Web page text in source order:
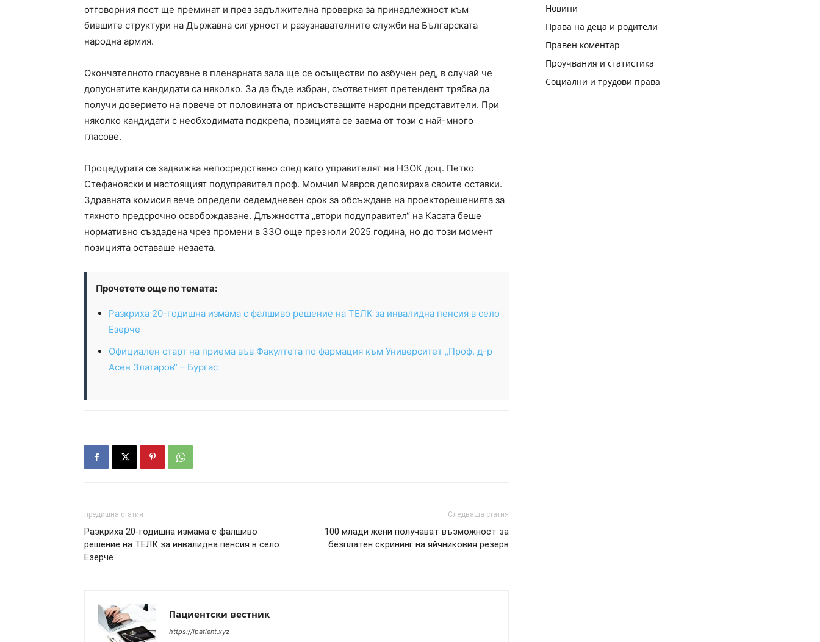
отговорния пост ще преминат и през задължителна проверка за принадлежност към
бившите структури на Държавна сигурност и разузнавателните служби на Българската
народна армия.
Окончателното гласуване в пленарната зала ще се осъществи по азбучен ред, в случай че
допуснатите кандидати са няколко. За да бъде избран, съответният претендент трябва да
получи доверието на повече от половината от присъстващите народни представители. При
няколко кандидати с необходимата подкрепа, позицията се заема от този с най-много
гласове.
Процедурата се задвижва непосредствено след като управителят на НЗОК доц. Петко
Стефановски и настоящият подуправител проф. Момчил Мавров депозираха своите оставки.
Здравната комисия вече определи седемдневен срок за обсъждане на проекторешенията за
тяхното предсрочно освобождаване. Длъжността „втори подуправител“ на Касата беше
нормативно създадена чрез промени в ЗЗО още през юли 2025 година, но до този момент
позицията оставаше незаета.
Прочетете още по темата:
Разкриха 20-годишна измама с фалшиво решение на ТЕЛК за инвалидна пенсия в село
Езерче
Официален старт на приема във Факултета по фармация към Университет „Проф. д-р
Асен Златаров“ – Бургас
предишна статия
Разкриха 20-годишна измама с фалшиво
решение на ТЕЛК за инвалидна пенсия в село
Езерче
Следваща статия
100 млади жени получават възможност за
безплатен скрининг на яйчниковия резерв
Пациентски вестник
https://ipatient.xyz
Новини
Права на деца и родители
Правен коментар
Проучвания и статистика
Социални и трудови права